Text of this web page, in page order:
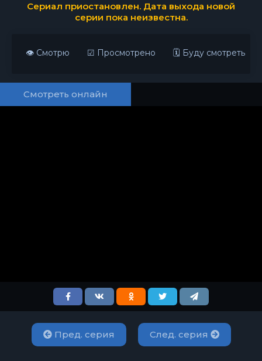
Сериал приостановлен. Дата выхода новой
серии пока неизвестна.
👁 Смотрю ☑ Просмотрено 🗓 Буду смотреть
Смотреть онлайн
Пред. серия След. серия